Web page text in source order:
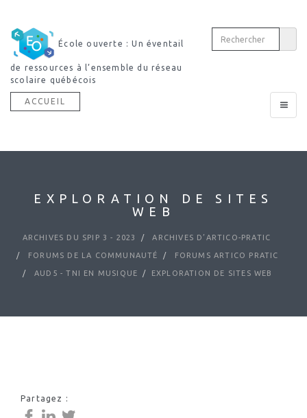
École ouverte : Un éventail
de ressources à l’ensemble du réseau
scolaire québécois
Toggle
ACCUEIL
EXPLORATION DE SITES
WEB
ARCHIVES DU SPIP 3 - 2023 ARCHIVES D’ARTICO-PRATIC
FORUMS DE LA COMMUNAUTÉ FORUMS ARTICO PRATIC
AUD5 - TNI EN MUSIQUE EXPLORATION DE SITES WEB
Partagez :